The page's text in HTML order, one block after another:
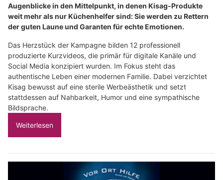
Augenblicke in den Mittelpunkt, in denen Kisag-Produkte
weit mehr als nur Küchenhelfer sind: Sie werden zu Rettern
der guten Laune und Garanten für echte Emotionen.
Das Herzstück der Kampagne bilden 12 professionell
produzierte Kurzvideos, die primär für digitale Kanäle und
Social Media konzipiert wurden. Im Fokus steht das
authentische Leben einer modernen Familie. Dabei verzichtet
Kisag bewusst auf eine sterile Werbeästhetik und setzt
stattdessen auf Nahbarkeit, Humor und eine sympathische
Bildsprache.
Weiterlesen